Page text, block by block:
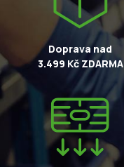
Doprava nad
3.499 Kč ZDARMA